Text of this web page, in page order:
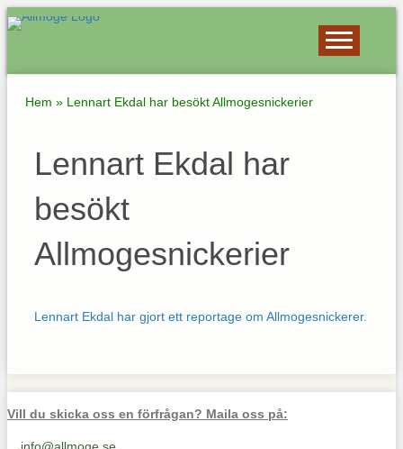
Hem » Lennart Ekdal har besökt Allmogesnickerier
Lennart Ekdal har
besökt
Allmogesnickerier
Lennart Ekdal har gjort ett reportage om Allmogesnickerer.
Vill du skicka oss en förfrågan? Maila oss på: